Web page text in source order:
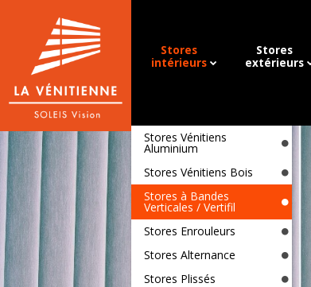
Stores
intérieurs
Stores Vénitiens
Aluminium
Stores Vénitiens Bois
Stores à Bandes
Verticales / Vertifil
Stores Enrouleurs
Stores Alternance
Stores Plissés
Stores
extérieurs